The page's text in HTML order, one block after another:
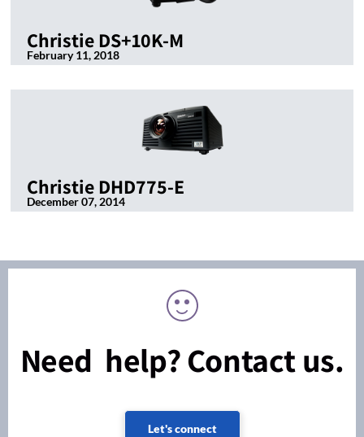
Christie DS+10K-M
February 11, 2018
Christie DHD775-E
December 07, 2014
Need help? Contact us.
Let's connect